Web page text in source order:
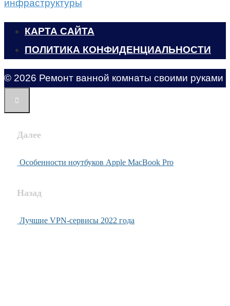
инфраструктуры
КАРТА САЙТА
ПОЛИТИКА КОНФИДЕНЦИАЛЬНОСТИ
© 2026 Ремонт ванной комнаты своими руками
Далее
Особенности ноутбуков Apple MacBook Pro
Назад
Лучшие VPN-сервисы 2022 года